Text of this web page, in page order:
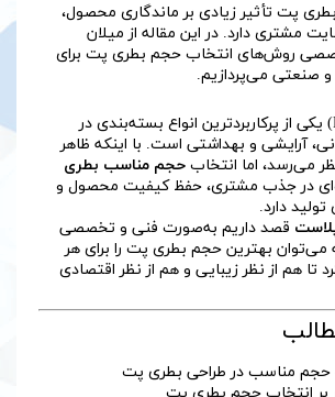
پت تأثیر زیادی بر ماندگاری محصول،
مشتری دارد. در این مقاله از میلان
روش‌های انتخاب حجم بطری پت برای
و صنعتی می‌پردازیم.
(PET Bottle) یکی از پرکاربردترین انواع بسته‌بندی در
آرایشی و بهداشتی است. با اینکه ظاهر
می‌رسد، اما انتخاب حجم مناسب بطری
در جذب مشتری، حفظ کیفیت محصول و
دارد.
قصد داریم به‌صورت فنی و تخصصی
بهترین حجم بطری پت را برای هر
تا هم از نظر زیبایی و هم از نظر اقتصادی
حجم مناسب در طراحی بطری پت